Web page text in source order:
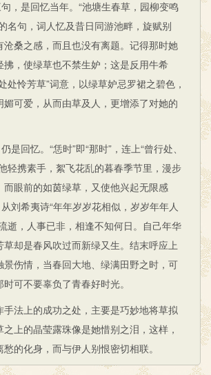
，是回忆当年。“池塘生春草，园柳变鸣
名句，词人忆及昔日同游池畔，旋赋别
沧桑之感，而且也没有离题。记得那时她
拂，使绿草也不禁生妒；这是反用牛希
处怜芳草”词意，以绿草妒忌罗裙之碧色，
可爱，从而由草及人，更增添了对她的
回忆。“恁时”即“那时”，连上“曾行处、
轻携素手，絮飞花乱的暮春季节里，漫步
而眼前的如茵绿草，又使他兴起无限感
刘希夷诗“年年岁岁花相似，岁岁年年人
逝，人事已非，相逢不知何日。自己年华
草却是春风吹过而新绿又生。结末呼应上
景伤情，当春回大地、绿满田野之时，可
可不要辜负了青春好时光。
法上的成功之处，主要是巧妙地将草拟
上的晶莹露珠像是她惜别之泪，这样，
的化身，而与伊人别恨密切相联。